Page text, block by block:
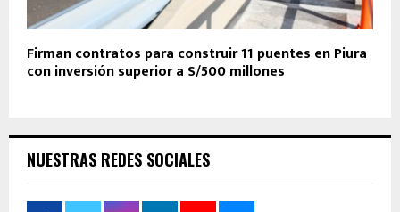
Firman contratos para construir 11 puentes en Piura
con inversión superior a S/500 millones
NUESTRAS REDES SOCIALES